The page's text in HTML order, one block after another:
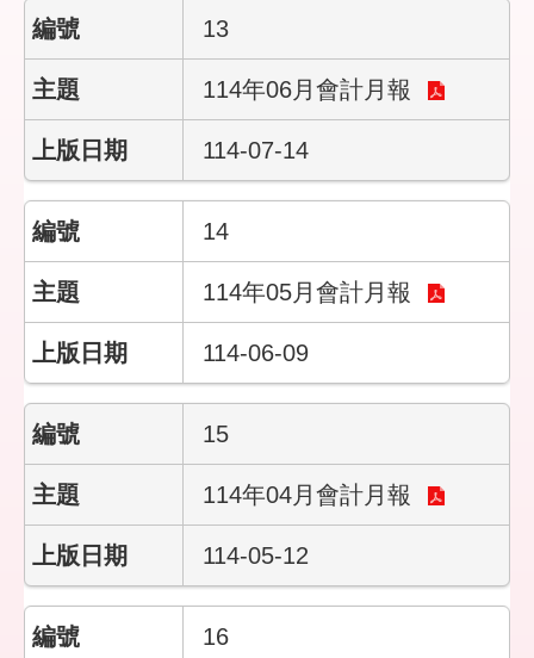
政
網
站
資
料
放
宣
告
服
信
箱
13
114年06月會計月報
114-07-14
14
114年05月會計月報
114-06-09
15
114年04月會計月報
114-05-12
16